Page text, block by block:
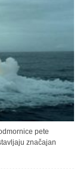
pete
značajan